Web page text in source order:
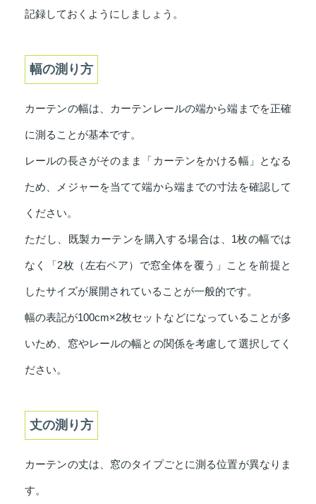
記録しておくようにしましょう。
幅の測り方
カーテンの幅は、カーテンレールの端から端までを正確
に測ることが基本です。
レールの長さがそのまま「カーテンをかける幅」となる
ため、メジャーを当てて端から端までの寸法を確認して
ください。
ただし、既製カーテンを購入する場合は、1枚の幅では
なく「2枚（左右ペア）で窓全体を覆う」ことを前提と
したサイズが展開されていることが一般的です。
幅の表記が100cm×2枚セットなどになっていることが多
いため、窓やレールの幅との関係を考慮して選択してく
ださい。
丈の測り方
カーテンの丈は、窓のタイプごとに測る位置が異なりま
す。